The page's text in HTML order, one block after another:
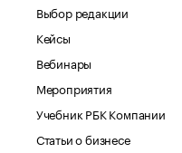
Выбор редакции
Кейсы
Вебинары
Мероприятия
Учебник РБК Компании
Статьи о бизнесе